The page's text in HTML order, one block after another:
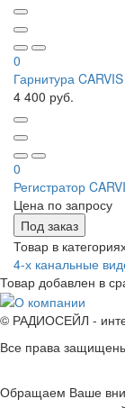
0
Гарнитура CARVIS
4 400 руб.
0
Регистратор
Цена по запросу
Под заказ
Товар в
4-х канальные
Товар добавлен в
© РАДИОСЕЙЛ -
Все права
Обращаем Ваше